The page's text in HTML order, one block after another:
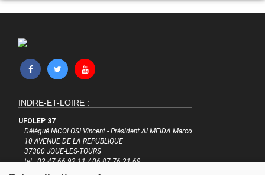
INDRE-ET-LOIRE :
UFOLEP 37
Délégué NICOLOSI Vincent - Président ALMEIDA Marco
10 AVENUE DE LA REPUBLIQUE
37300 JOUE-LES-TOURS
tel : 02 47 66 92 11 / 06 87 76 21 69